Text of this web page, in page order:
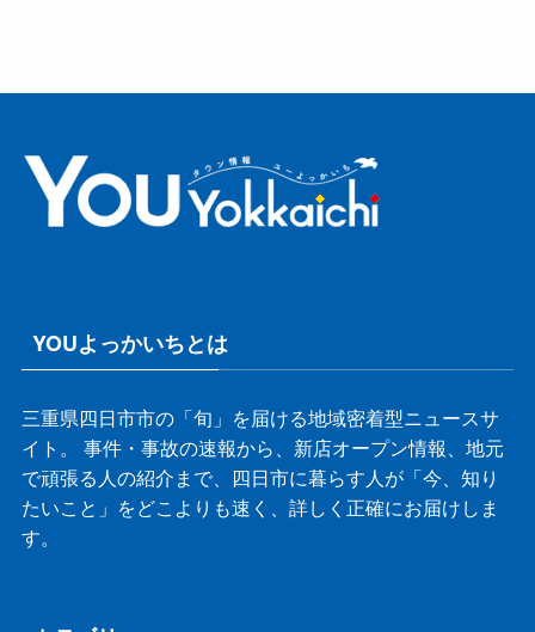
YOUよっかいちとは
三重県四日市市の「旬」を届ける地域密着型ニュースサ
イト。 事件・事故の速報から、新店オープン情報、地元
で頑張る人の紹介まで、四日市に暮らす人が「今、知り
たいこと」をどこよりも速く、詳しく正確にお届けしま
す。